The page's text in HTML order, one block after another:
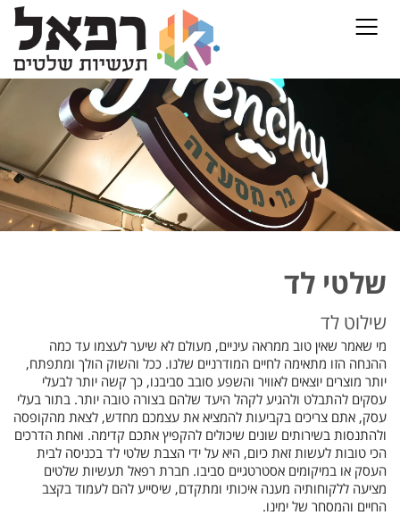
שלטי לד
שילוט לד
מי שאמר שאין טוב ממראה עיניים, מעולם לא שיער לעצמו עד כמה
ההנחה הזו מתאימה לחיים המודרניים שלנו. ככל והשוק הולך ומתפתח,
יותר מוצרים יוצאים לאוויר והשפע סובב סביבנו, כך קשה יותר לבעלי
עסקים להתבלט ולהגיע לקהל היעד שלהם בצורה טובה יותר. בתור בעלי
עסק, אתם צריכים בקביעות להמציא את עצמכם מחדש, לצאת מהקופסה
ולהתנסות בשירותים שונים שיכולים להקפיץ אתכם קדימה. ואחת הדרכים
הכי טובות לעשות זאת כיום, היא על ידי הצבת שלטי לד בכניסה לבית
העסק או במיקומים אסטרטגיים סביבו. חברת רפאל תעשיות שלטים
מציעה ללקוחותיה מענה איכותי ומתקדם, שיסייע להם לעמוד בקצב
החיים והמסחר של ימינו.